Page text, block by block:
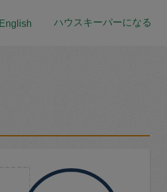
English ハウスキーパーになる